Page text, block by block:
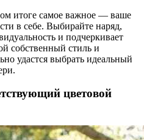
итоге самое важное — ваше
в себе. Выбирайте наряд,
и подчеркивает
собственный стиль и
удастся выбрать идеальный
цветовой